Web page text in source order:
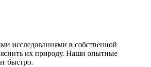
исследованиями в собственной
их природу. Наши опытные
быстро.